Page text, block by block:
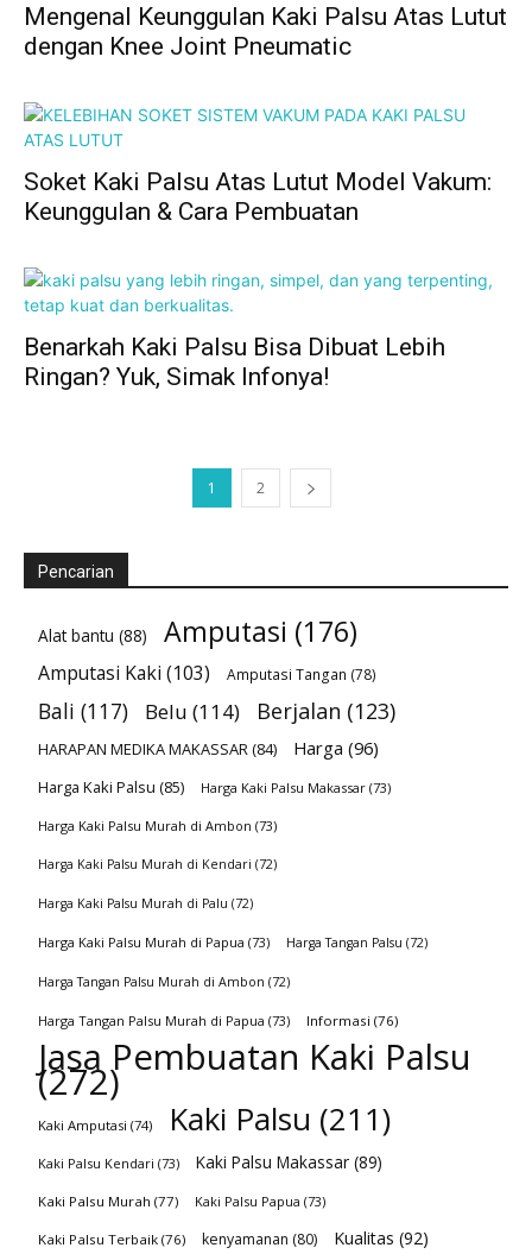
Mengenal Keunggulan Kaki Palsu Atas Lutut
dengan Knee Joint Pneumatic
Soket Kaki Palsu Atas Lutut Model Vakum:
Keunggulan & Cara Pembuatan
Benarkah Kaki Palsu Bisa Dibuat Lebih
Ringan? Yuk, Simak Infonya!
1 2
Pencarian
Alat bantu (88) Amputasi (176)
Amputasi Kaki (103) Amputasi Tangan (78)
Bali (117) Belu (114) Berjalan (123)
HARAPAN MEDIKA MAKASSAR (84) Harga (96)
Harga Kaki Palsu (85) Harga Kaki Palsu Makassar (73)
Harga Kaki Palsu Murah di Ambon (73)
Harga Kaki Palsu Murah di Kendari (72)
Harga Kaki Palsu Murah di Palu (72)
Harga Kaki Palsu Murah di Papua (73) Harga Tangan Palsu (72)
Harga Tangan Palsu Murah di Ambon (72)
Harga Tangan Palsu Murah di Papua (73) Informasi (76)
Jasa Pembuatan Kaki Palsu
(272)
Kaki Amputasi (74) Kaki Palsu (211)
Kaki Palsu Kendari (73) Kaki Palsu Makassar (89)
Kaki Palsu Murah (77) Kaki Palsu Papua (73)
Kaki Palsu Terbaik (76) kenyamanan (80) Kualitas (92)